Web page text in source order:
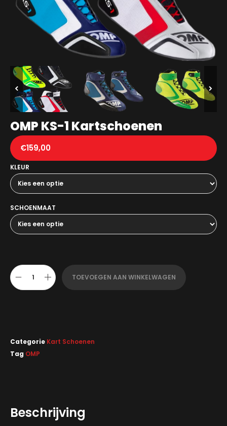
OMP KS-1 Kartschoenen
€159,00
KLEUR
SCHOENMAAT
TOEVOEGEN AAN WINKELWAGEN
Categorie Kart Schoenen
Tag OMP
Beschrijving